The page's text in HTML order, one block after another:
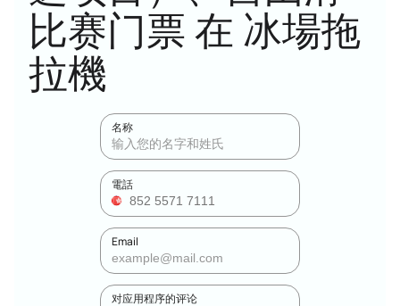
比赛门票 在 冰場拖
拉機
名称
電話
Email
对应用程序的评论